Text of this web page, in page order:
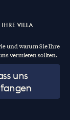
IHRE VILLA
und warum Sie Ihre
vermieten sollten.
uns